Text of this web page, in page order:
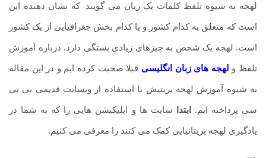
لهجه به شیوه تلفظ کلمات یک زبان می گویند که نشان دهنده این
است که متعلق به کدام کشور و یا کدام بخش جغرافیایی از یک کشور
است. لهجه یک شخص به چیزهای زیادی بستگی دارد. درباره آموزش
تلفظ و لهجه های زبان انگلیسی قبلا صحبت کرده ایم و در این مقاله
به شیوه آموزش لهجه بریتیش با استفاده از وبسایت قدیمی بی بی
سی پرداخته ایم. ابتدا سایت ها و اپلیکیشن هایی را که به شما در
یادگیری لهجه بریتانیایی کمک می کنند را معرفی می کنیم.